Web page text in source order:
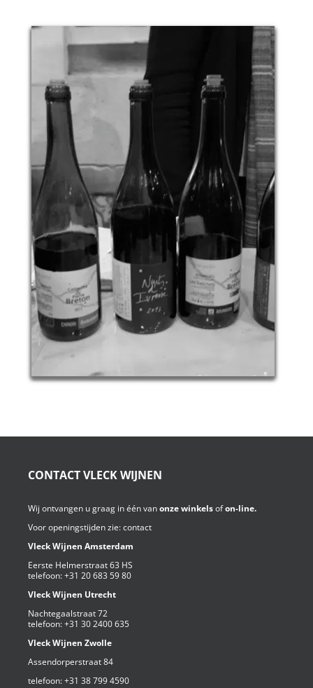
CONTACT VLECK WIJNEN
Wij ontvangen u graag in één vanonze winkelsofon-line.
Voor openingstijden zie:contact
Vleck Wijnen Amsterdam
Eerste Helmerstraat 63 HS
telefoon:+31 20 683 59 80
Vleck Wijnen Utrecht
Nachtegaalstraat 72
telefoon:+31 30 2400 635
Vleck Wijnen Zwolle
Assendorperstraat 84
telefoon:+31 38 799 4590⁩